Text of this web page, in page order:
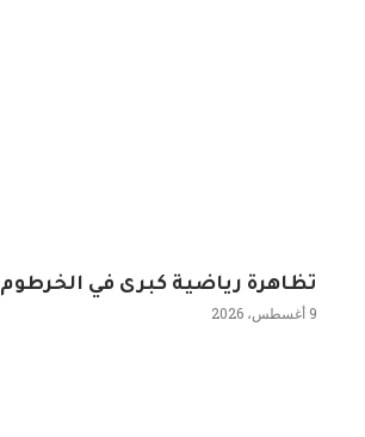
تظاهرة رياضية كبرى في الخرطوم
9 أغسطس، 2026